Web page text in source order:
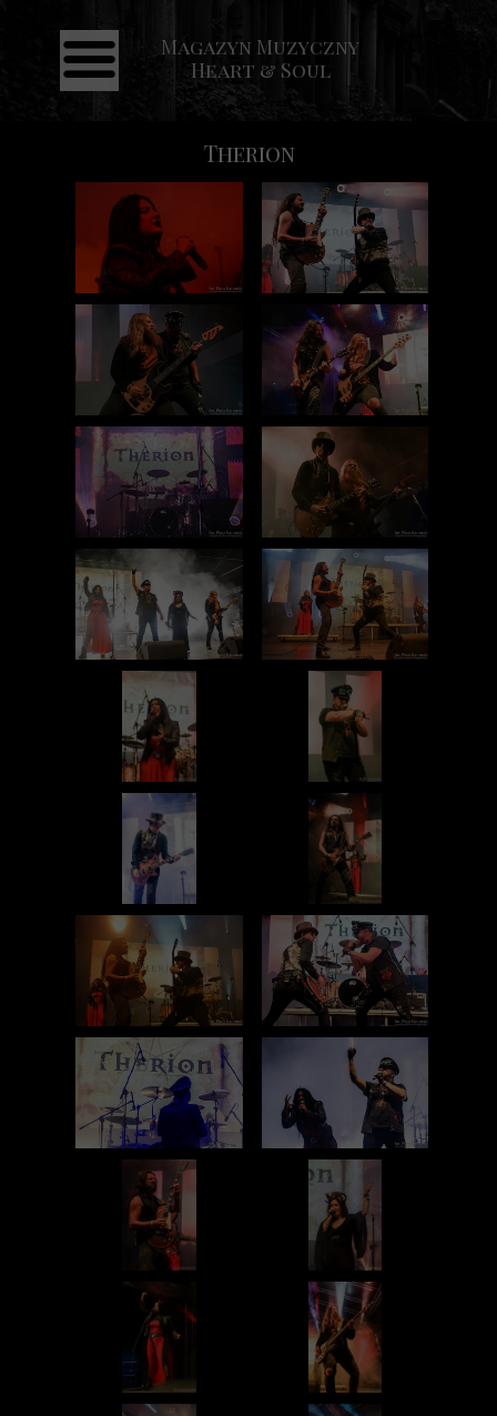
Strona główna
Aktualności
Koncerty
Galeria
Kontakt
Magazyn Muzyczny
Heart & Soul
Therion